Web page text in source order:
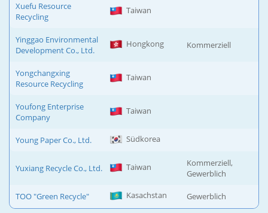
Xuefu Resource
Recycling
Taiwan
Yinggao Environmental
Development Co., Ltd.
Hongkong Kommerziell
Yongchangxing
Resource Recycling
Taiwan
Youfong Enterprise
Company
Taiwan
Young Paper Co., Ltd. Südkorea
Yuxiang Recycle Co., Ltd. Taiwan
Kommerziell,
Gewerblich
ТОО "Green Recycle" Kasachstan Gewerblich